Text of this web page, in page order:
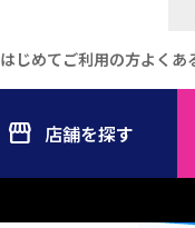
はじめてご利用の方よくあ
店舗を探す